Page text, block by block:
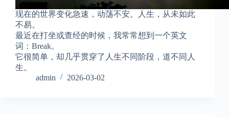
现在的世界变化急速，动荡不安。人生，从未如此
不易。
最近在打坐或查经的时候，我常常想到一个英文
词：Break。
它很简单，却几乎贯穿了人生不同阶段，道不同人
生。
admin
2026-03-02